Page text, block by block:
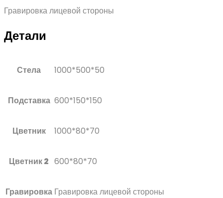
Гравировка лицевой стороны
Детали
Стела 1000*500*50
Подставка 600*150*150
Цветник 1000*80*70
Цветник 2 600*80*70
Гравировка Гравировка лицевой стороны